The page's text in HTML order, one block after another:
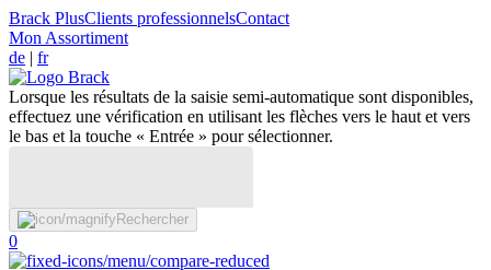
Brack PlusClients professionnelsContact
Mon Assortiment
de | fr
Lorsque les résultats de la saisie semi-automatique sont disponibles,
effectuez une vérification en utilisant les flèches vers le haut et vers
le bas et la touche « Entrée » pour sélectionner.
Rechercher
0